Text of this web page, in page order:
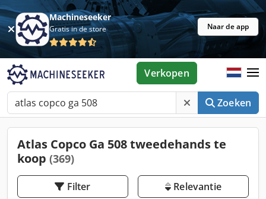
Machineseeker
Gratis in de store Naar de app
Zoeken
Verkopen
Atlas Copco Ga 508 tweedehands te
koop (369)
Filter Relevantie